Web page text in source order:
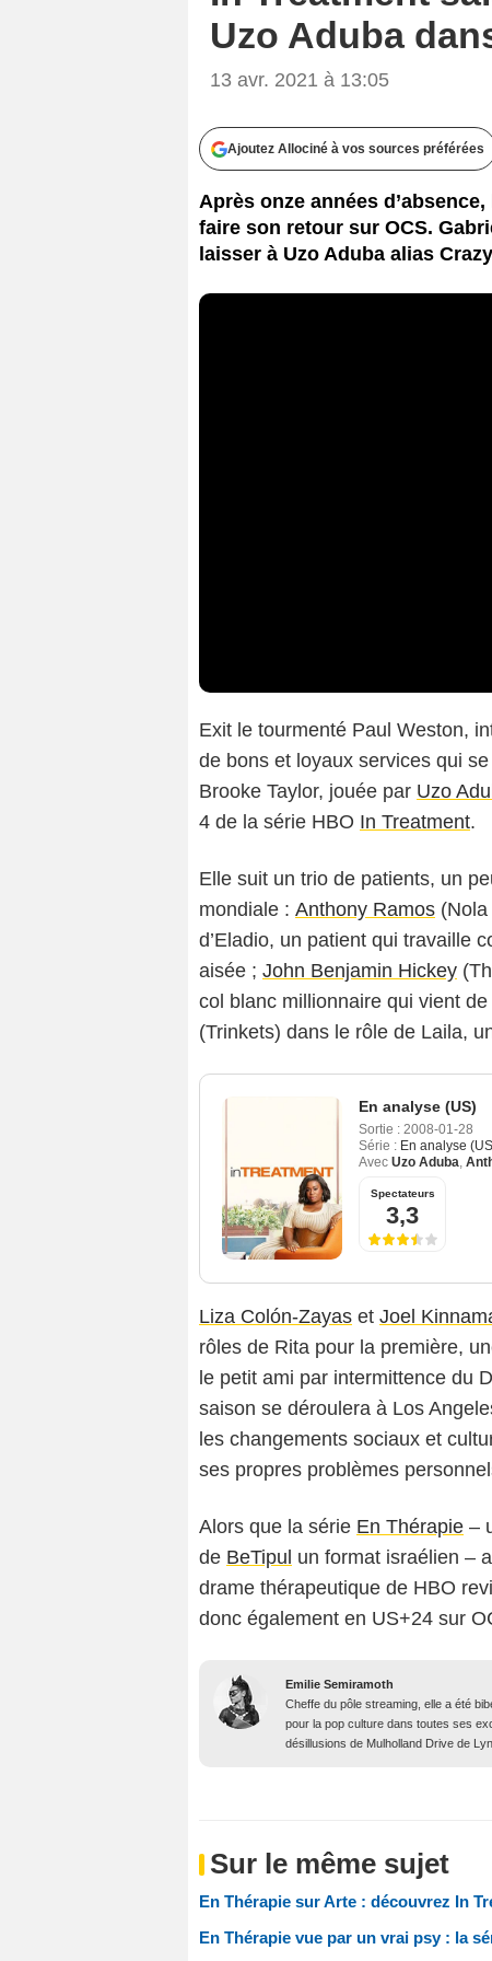
Uzo Aduba
13 avr. 2021 à 13:05
Ajoutez Allociné à vos sources préférées
Après onze années
faire son retour sur OCS.
laisser à Uzo Aduba alias
Exit le tourmenté Paul Weston,
de bons et loyaux services qui
Brooke Taylor, jouée par Uzo
4 de la série HBO In Treatment.
Elle suit un trio de patients, un
mondiale : Anthony Ramos (Nola
d’Eladio, un patient qui travaille
aisée ; John Benjamin Hickey
col blanc millionnaire qui vient
(Trinkets) dans le rôle de Laila,
En analyse (US)
Sortie : 2008-01-28
Série : En analyse
Avec Uzo Aduba,
Spectateurs
3,3
Liza Colón-Zayas et Joel
rôles de Rita pour la première,
le petit ami par intermittence du
saison se déroulera à Los
les changements sociaux et
ses propres problèmes
Alors que la série En Thérapie –
de BeTipul un format israélien –
drame thérapeutique de HBO
donc également en US+24 sur
Emilie Semiramoth
Cheffe du pôle streaming, elle a été
pour la pop culture dans toutes ses
désillusions de Mulholland Drive de
Sur le même sujet
En Thérapie sur Arte : découvrez In
En Thérapie vue par un vrai psy : la